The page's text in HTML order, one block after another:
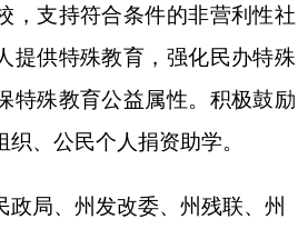
府主体责任，积极争取自
学校与科研、医疗、康复
作机制，在全社会营造关
的良好氛围
。
和义务教育优质均衡发展